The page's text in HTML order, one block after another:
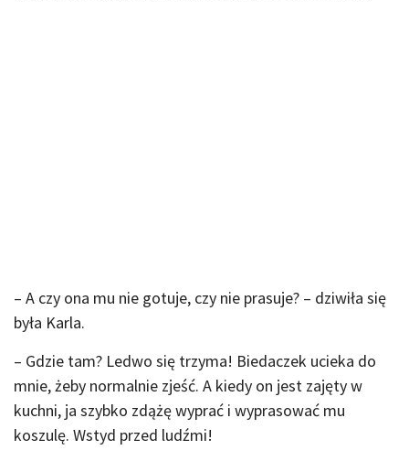
– A czy ona mu nie gotuje, czy nie prasuje? – dziwiła się
była Karla.
– Gdzie tam? Ledwo się trzyma! Biedaczek ucieka do
mnie, żeby normalnie zjeść. A kiedy on jest zajęty w
kuchni, ja szybko zdążę wyprać i wyprasować mu
koszulę. Wstyd przed ludźmi!